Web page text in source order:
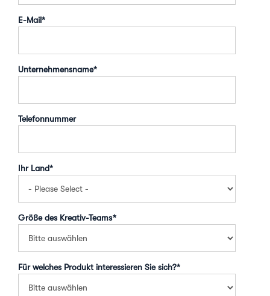
E-Mail*
Unternehmensname*
Telefonnummer
Ihr Land*
Größe des Kreativ-Teams*
Für welches Produkt interessieren Sie sich?*